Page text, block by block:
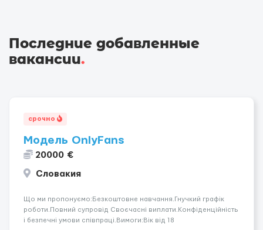
Последние добавленные
вакансии.
срочно
Модель OnlyFans
20000 €
Словакия
Що ми пропонуємо:Безкоштовне навчання.Гнучкий графік
роботи.Повний супровід Своєчасні виплати.Конфіденційність
і безпечні умови співпраці.Вимоги:Вік від 18